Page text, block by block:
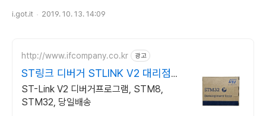
i.got.it 2019. 10. 13. 14:09
http://www.ifcompany.co.kr 광고
ST링크 디버거 STLINK V2 대리점정
품
ST-Link V2 디버거프로그램, STM8,
STM32, 당일배송